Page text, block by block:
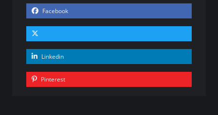
Facebook
Linkedin
Pinterest